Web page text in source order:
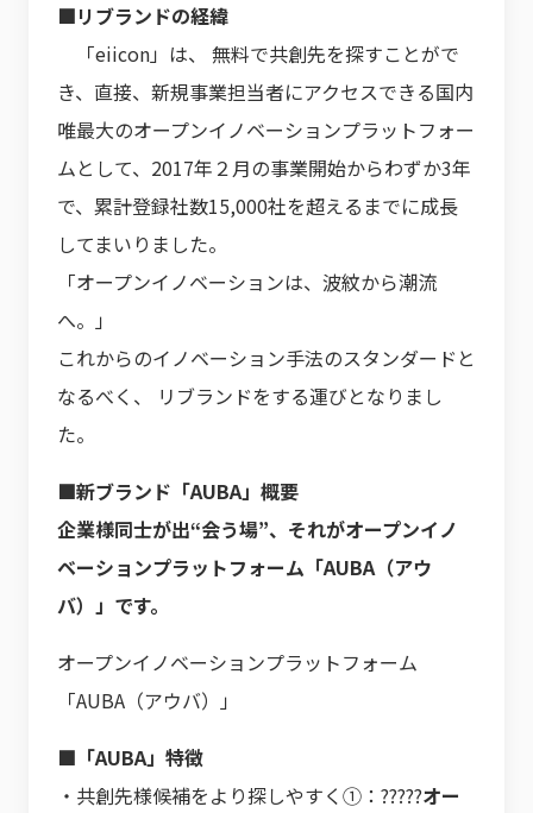
■リブランドの経緯
「eiicon」は、 無料で共創先を探すことがで
き、直接、新規事業担当者にアクセスできる国内
唯最大のオープンイノベーションプラットフォー
ムとして、2017年２月の事業開始からわずか3年
で、累計登録社数15,000社を超えるまでに成長
してまいりました。
「オープンイノベーションは、波紋から潮流
へ。」
これからのイノベーション手法のスタンダードと
なるべく、 リブランドをする運びとなりまし
た。
■新ブランド「AUBA」概要
企業様同士が出“会う場”、それがオープンイノ
ベーションプラットフォーム「AUBA（アウ
バ）」です。
オープンイノベーションプラットフォーム
「AUBA（アウバ）」
■「AUBA」特徴
・共創先様候補をより探しやすく①：?????オー